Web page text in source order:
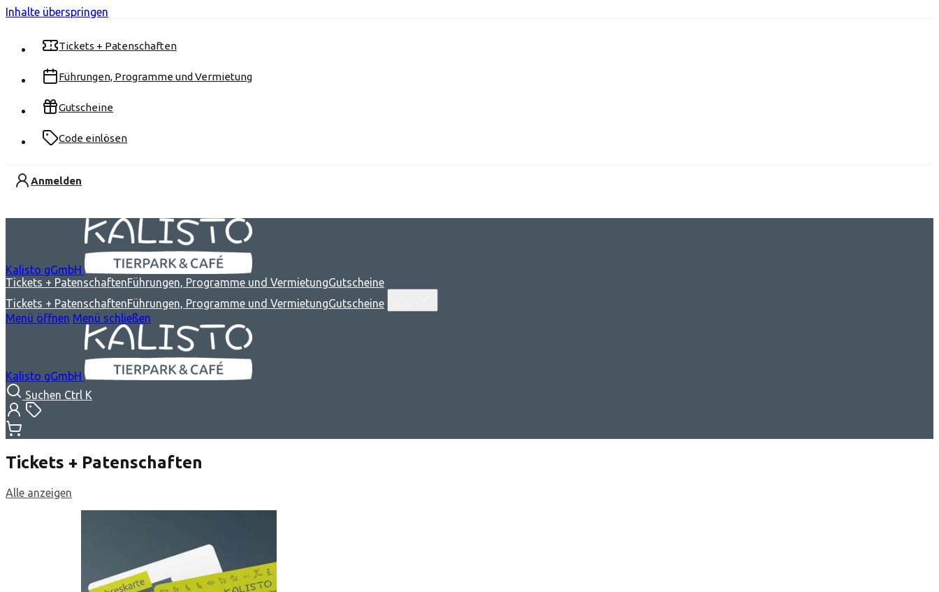
Inhalte überspringen
Tickets + Patenschaften
Führungen, Programme und Vermietung
Gutscheine
Code einlösen
Anmelden
Kalisto gGmbH
Tickets + PatenschaftenFührungen, Programme und VermietungGutscheine
Tickets + PatenschaftenFührungen, Programme und VermietungGutscheine
Menü öffnen Menü schließen
Kalisto gGmbH
Suchen Ctrl K
Tickets + Patenschaften
Alle anzeigen